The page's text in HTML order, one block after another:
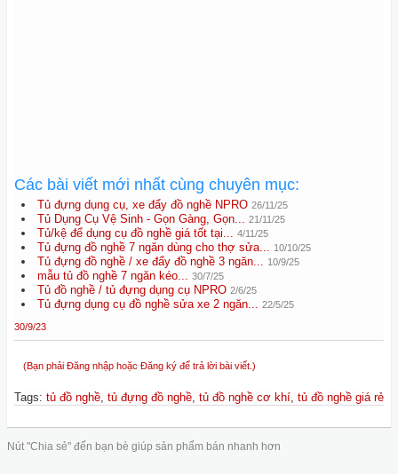
Các bài viết mới nhất cùng chuyên mục:
Tủ đựng dụng cụ, xe đẩy đồ nghề NPRO 26/11/25
Tủ Dụng Cụ Vệ Sinh - Gọn Gàng, Gọn... 21/11/25
Tủ/kệ để dụng cụ đồ nghề giá tốt tại... 4/11/25
Tủ đựng đồ nghề 7 ngăn dùng cho thợ sửa... 10/10/25
Tủ đựng đồ nghề / xe đẩy đồ nghề 3 ngăn... 10/9/25
mẫu tủ đồ nghề 7 ngăn kéo... 30/7/25
Tủ đồ nghề / tủ đựng dụng cụ NPRO 2/6/25
Tủ đựng dụng cụ đồ nghề sửa xe 2 ngăn... 22/5/25
30/9/23
(Bạn phải Đăng nhập hoặc Đăng ký để trả lời bài viết.)
Tags: tủ đồ nghề tủ đựng đồ nghề tủ đồ nghề cơ khí tủ đồ nghề giá rẻ
Nút "Chia sẻ" đến bạn bè giúp sản phẩm bán nhanh hơn